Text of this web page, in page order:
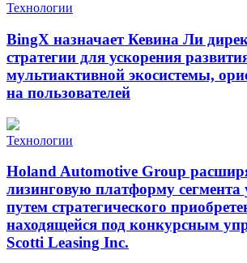
Технологии
BingX назначает Кевина Ли
стратегии для ускорения
мультиактивной экосистемы,
на пользователей
Технологии
Holand Automotive Group
лизинговую платформу сегмента
путем стратегического
находящейся под конкурсным
Scotti Leasing Inc.